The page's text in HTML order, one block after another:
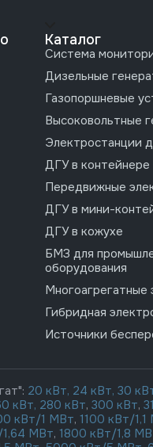
Каталог
Система
Дизельные
Газопоршневые
Высоковольтные
Электростанции
ДГУ в контейнере
Передвижные
ДГУ в мини-
ДГУ в кожухе
БМЗ для
оборудования
Многоагрегатные
Гибридная
Источники
20 кВт, 24 кВт, 30
кВт, 280 кВт, 300 кВт,
кВт/1 МВт, 1100 кВт/
МВт, 1800 кВт/1,8